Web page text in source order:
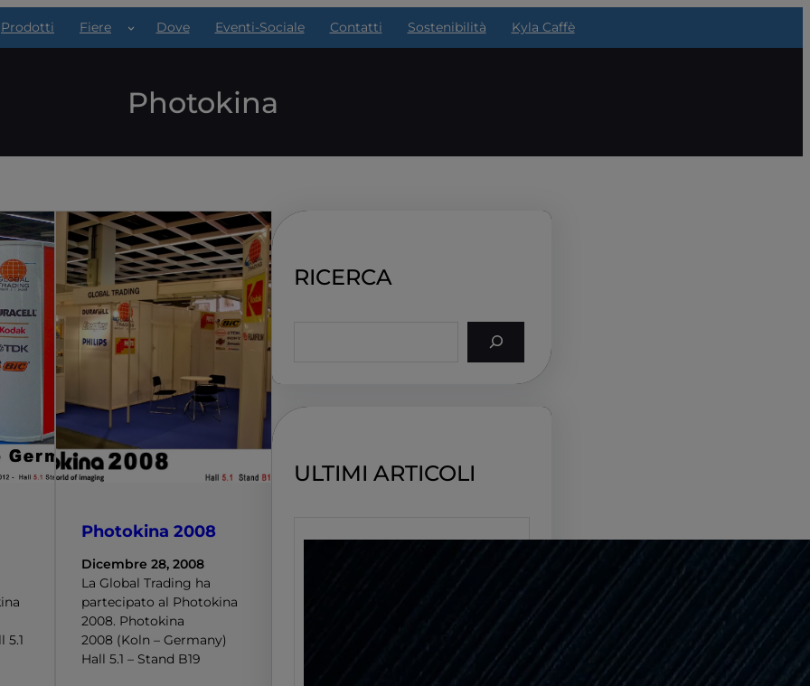
Prodotti Fiere Dove Eventi-Sociale Contatti Sostenibilità Kyla Caffè
Photokina
5.1
Photokina 2008
Dicembre 28, 2008
La Global Trading ha
partecipato al Photokina
2008. Photokina
2008 (Koln – Germany)
Hall 5.1 – Stand B19
RICERCA
c
ULTIMI ARTICOLI